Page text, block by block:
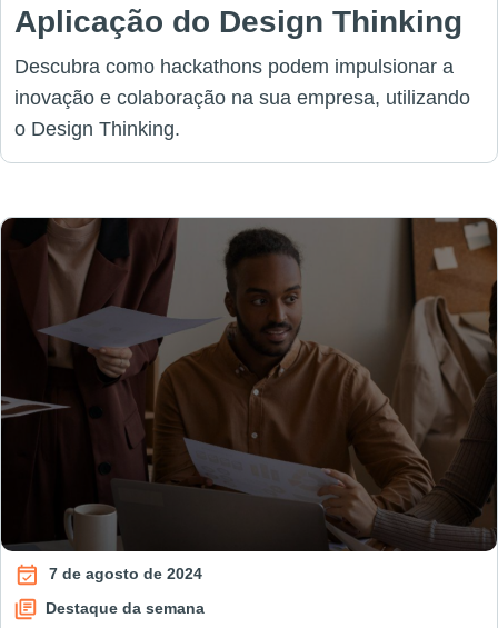
Aplicação do Design Thinking
Descubra como hackathons podem impulsionar a
inovação e colaboração na sua empresa, utilizando
o Design Thinking.
7 de agosto de 2024
Destaque da semana